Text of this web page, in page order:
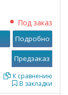
Под заказ
В закладки
К сравнению
Подробно